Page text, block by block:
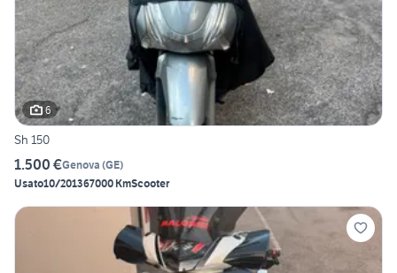
6
Sh 150
1.500 €Genova (GE)
Usato10/201367000 KmScooter